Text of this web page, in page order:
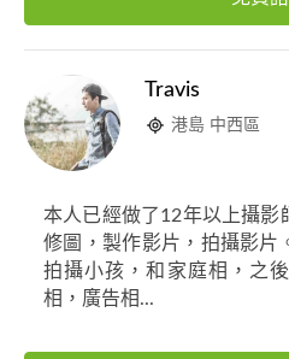
Travis
港島 中西區
本人已經做了12年以上攝影
修圖，製作影片，拍攝影片
拍攝小孩，和家庭相，之
相，廣告相...